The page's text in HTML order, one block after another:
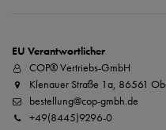
EU Verantwortlicher
COP® Vertriebs-GmbH
Klenauer Straße 1a, 86561
bestellung@cop-gmbh.de
+49(8445)9296-0